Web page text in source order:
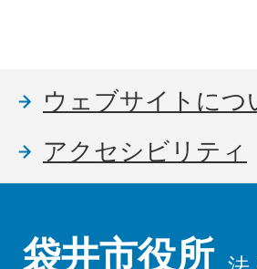
ウェブサイトにつ
アクセシビリティ
袋井市役所